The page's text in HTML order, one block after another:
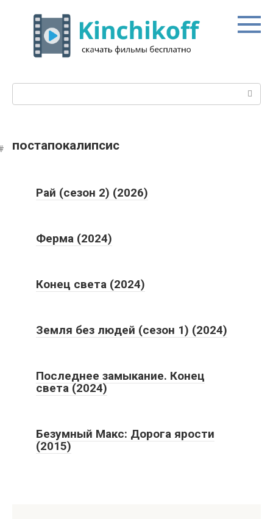
контенту
постапокалипсис
Рай (сезон 2) (2026)
Ферма (2024)
Конец света (2024)
Земля без людей (сезон 1) (2024)
Последнее замыкание. Конец
света (2024)
Безумный Макс: Дорога ярости
(2015)